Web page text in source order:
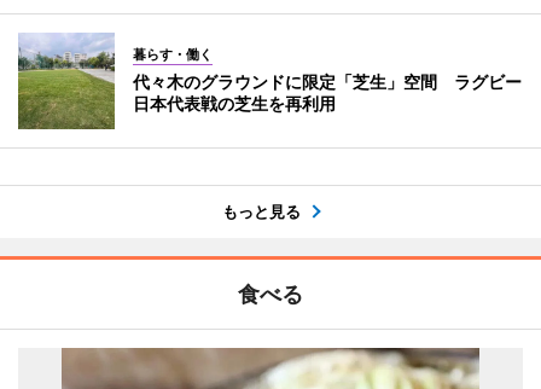
暮らす・働く
代々木のグラウンドに限定「芝生」空間 ラグビー
日本代表戦の芝生を再利用
もっと見る
食べる